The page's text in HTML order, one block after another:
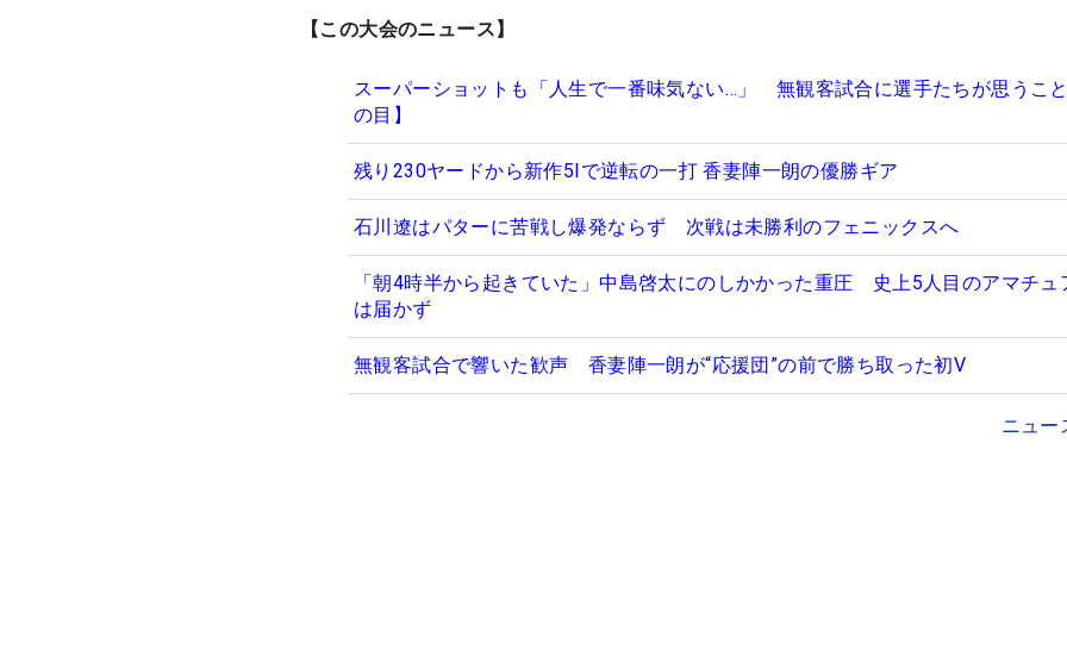
【この大会のニュース】
スーパーショットも「人生で一番味気ない…」 無観客試合に選手たちが思うこ
の目】
残り230ヤードから新作5Iで逆転の一打 香妻陣一朗の優勝ギア
石川遼はパターに苦戦し爆発ならず 次戦は未勝利のフェニックスへ
「朝4時半から起きていた」中島啓太にのしかかった重圧 史上5人目のアマチュ
は届かず
無観客試合で響いた歓声 香妻陣一朗が“応援団”の前で勝ち取った初V
ニュー